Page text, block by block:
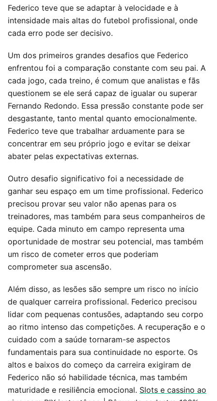
Federico teve que se adaptar à velocidade e à
intensidade mais altas do futebol profissional, onde
cada erro pode ser decisivo.
Um dos primeiros grandes desafios que Federico
enfrentou foi a comparação constante com seu pai. A
cada jogo, cada treino, é comum que analistas e fãs
questionem se ele será capaz de igualar ou superar
Fernando Redondo. Essa pressão constante pode ser
desgastante, tanto mental quanto emocionalmente.
Federico teve que trabalhar arduamente para se
concentrar em seu próprio jogo e evitar se deixar
abater pelas expectativas externas.
Outro desafio significativo foi a necessidade de
ganhar seu espaço em um time profissional. Federico
precisou provar seu valor não apenas para os
treinadores, mas também para seus companheiros de
equipe. Cada minuto em campo representa uma
oportunidade de mostrar seu potencial, mas também
um risco de cometer erros que poderiam
comprometer sua ascensão.
Além disso, as lesões são sempre um risco no início
de qualquer carreira profissional. Federico precisou
lidar com pequenas contusões, adaptando seu corpo
ao ritmo intenso das competições. A recuperação e o
cuidado com a saúde tornaram-se aspectos
fundamentais para sua continuidade no esporte. Os
altos e baixos do começo da carreira exigiram de
Federico não só habilidade técnica, mas também
maturidade e resiliência emocional. Slots e cassino ao